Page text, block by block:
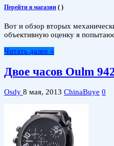
Перейти в магазин ( )
Вот и обзор вторых
объективную оценку я
Читать далее »
Двое часов Oulm
Osdy 8 мая, 2013 ChinaBuye 0